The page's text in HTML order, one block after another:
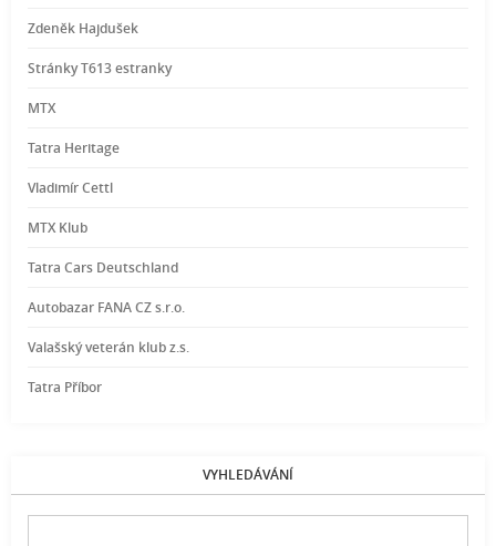
Zdeněk Hajdušek
Stránky T613 estranky
MTX
Tatra Heritage
Vladimír Cettl
MTX Klub
Tatra Cars Deutschland
Autobazar FANA CZ s.r.o.
Valašský veterán klub z.s.
Tatra Příbor
VYHLEDÁVÁNÍ